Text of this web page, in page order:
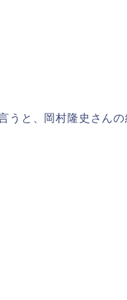
うと、岡村隆史さん